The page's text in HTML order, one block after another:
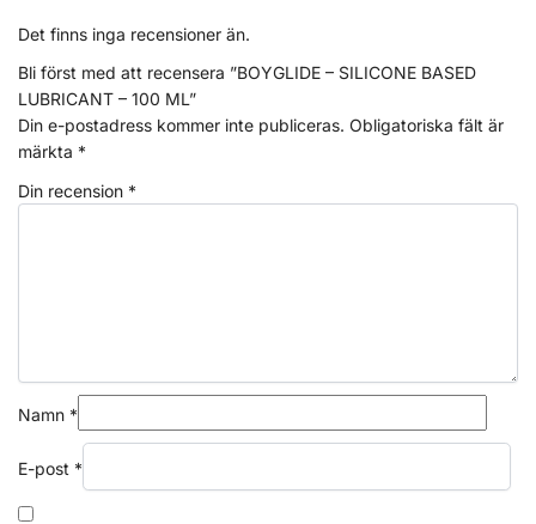
Det finns inga recensioner än.
Bli först med att recensera ”BOYGLIDE – SILICONE BASED
LUBRICANT – 100 ML”
Din e-postadress kommer inte publiceras. Obligatoriska fält är
märkta *
Din recension *
Namn *
E-post *